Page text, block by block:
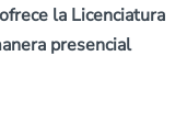
la Licenciatura
presencial